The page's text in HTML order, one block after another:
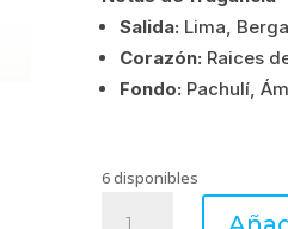
Salida: Lima,
Corazón: Raices
Fondo: Pachulí,
6 disponibles